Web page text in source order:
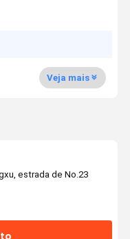
Veja mais
estrada de No.23